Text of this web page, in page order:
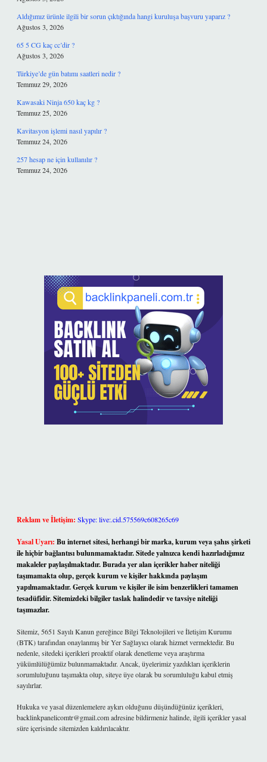
Aldığımız ürünle ilgili bir sorun çıktığında hangi kuruluşa başvuru yaparız ?
Ağustos 3, 2026
65 5 CG kaç cc’dir ?
Ağustos 3, 2026
Türkiye’de gün batımı saatleri nedir ?
Temmuz 29, 2026
Kawasaki Ninja 650 kaç kg ?
Temmuz 25, 2026
Kavitasyon işlemi nasıl yapılır ?
Temmuz 24, 2026
257 hesap ne için kullanılır ?
Temmuz 24, 2026
Reklam ve İletişim: Skype: live:.cid.575569c608265c69
Yasal Uyarı: Bu internet sitesi, herhangi bir marka, kurum veya şahıs şirketi
ile hiçbir bağlantısı bulunmamaktadır. Sitede yalnızca kendi hazırladığımız
makaleler paylaşılmaktadır. Burada yer alan içerikler haber niteliği
taşımamakta olup, gerçek kurum ve kişiler hakkında paylaşım
yapılmamaktadır. Gerçek kurum ve kişiler ile isim benzerlikleri tamamen
tesadüfidir. Sitemizdeki bilgiler taslak halindedir ve tavsiye niteliği
taşımazlar.
Sitemiz, 5651 Sayılı Kanun gereğince Bilgi Teknolojileri ve İletişim Kurumu
(BTK) tarafından onaylanmış bir Yer Sağlayıcı olarak hizmet vermektedir. Bu
nedenle, sitedeki içerikleri proaktif olarak denetleme veya araştırma
yükümlülüğümüz bulunmamaktadır. Ancak, üyelerimiz yazdıkları içeriklerin
sorumluluğunu taşımakta olup, siteye üye olarak bu sorumluluğu kabul etmiş
sayılırlar.
Hukuka ve yasal düzenlemelere aykırı olduğunu düşündüğünüz içerikleri,
backlinkpanelicomtr@gmail.comadresine bildirmeniz halinde, ilgili içerikler yasal
süre içerisinde sitemizden kaldırılacaktır.